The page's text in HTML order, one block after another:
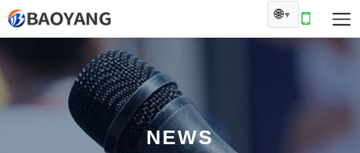
🌐▼
NEWS